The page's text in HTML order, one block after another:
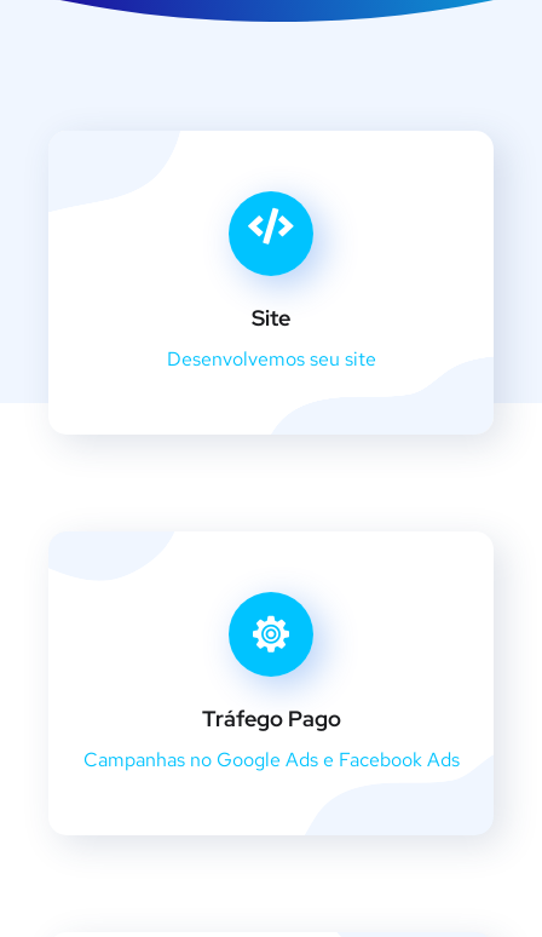
Site
Desenvolvemos seu site
Tráfego Pago
Campanhas no Google Ads e Facebook Ads